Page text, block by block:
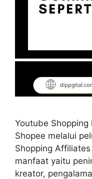
Youtube
Shopee melalui
Shopping
manfaat yaitu
kreator,